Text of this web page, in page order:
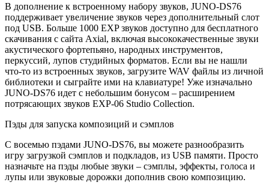
В дополнение к встроенному набору звуков, JUNO-DS76
поддерживает увеличение звуков через дополнительный слот
под USB. Больше 1000 EXP звуков доступно для бесплатного
скачивания с сайта Axial, включая высококачественные звуки
акустического фортепьяно, народных инструментов,
перкуссий, лупов студийных форматов. Если вы не нашли
что-то из встроенных звуков, загрузите WAV файлы из личной
библиотеки и сыграйте ими на клавиатуре! Уже изначально
JUNO-DS76 идет с небольшим бонусом – расширением
потрясающих звуков EXP-06 Studio Collection.
Пэды для запуска композиций и сэмплов
С восемью пэдами JUNO-DS76, вы можете разнообразить
игру загрузкой сэмплов и подкладов, из USB памяти. Просто
назначьте на пэды любые звуки – сэмплы, эффекты, голоса и
лупы или звуковые дорожки дополнив свою композицию.